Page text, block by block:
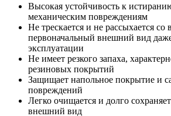
Высокая устойчивость к
механическим повреждениям
Не трескается и не рассыхается со
первоначальный внешний вид
эксплуатации
Не имеет резкого запаха,
резиновых покрытий
Защищает напольное покрытие и
повреждений
Легко очищается и долго
внешний вид